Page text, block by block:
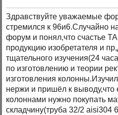
Здравствуйте уважаемые
стремился к
форум и понял,что счастье
продукцию изобретателя и
тщательного изучения(24
по изготовлению и теории
изготовления
нержи и пришёл к выводу,что
колоннами нужно покупать
складчину(труба 32/2 aisi304